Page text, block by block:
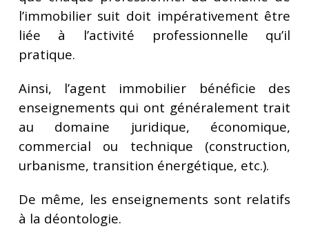
l’immobilier suit doit impérativement être
liée à l’activité professionnelle qu’il
pratique.
Ainsi, l’agent immobilier bénéficie des
enseignements qui ont généralement trait
au domaine juridique, économique,
commercial ou technique (construction,
urbanisme, transition énergétique, etc.).
De même, les enseignements sont relatifs
à la déontologie.